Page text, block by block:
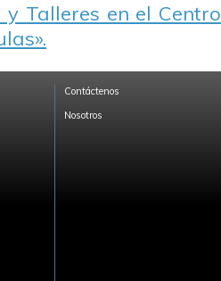
y Talleres en el
Contáctenos
Nosotros